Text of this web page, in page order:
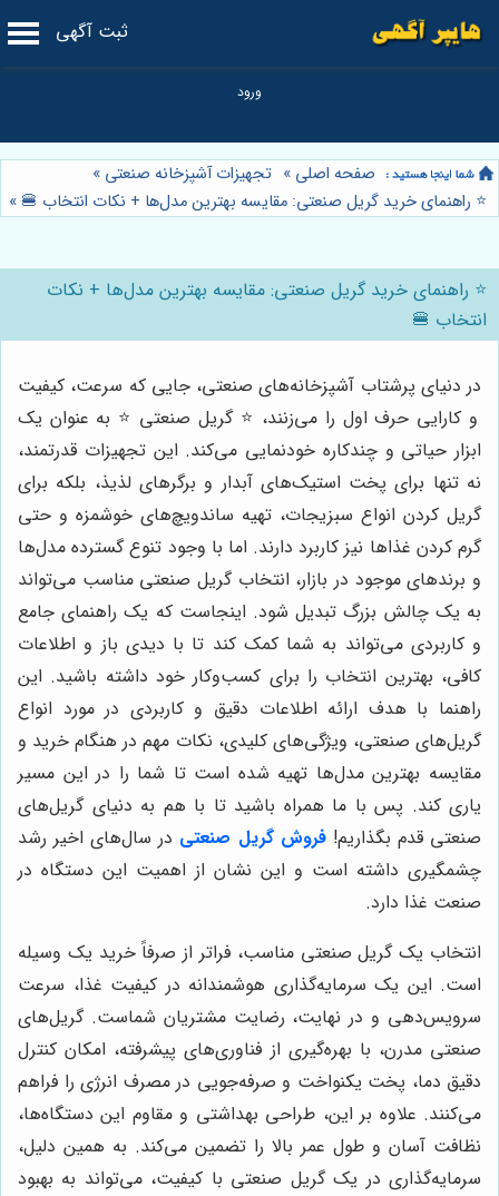
ثبت آگهی
صفحه اصلی » تجهیزات آشپزخانه صنعتی »
⭐️ راهنمای خرید گریل صنعتی: مقایسه بهترین مدل‌ها + نکات انتخاب 🍔 »
⭐️ راهنمای خرید گریل صنعتی: مقایسه بهترین مدل‌ها + نکات
انتخاب 🍔
در دنیای پرشتاب آشپزخانه‌های صنعتی، جایی که سرعت، کیفیت
و کارایی حرف اول را می‌زنند، ⭐️ گریل صنعتی ⭐️ به عنوان یک
ابزار حیاتی و چندکاره خودنمایی می‌کند. این تجهیزات قدرتمند،
نه تنها برای پخت استیک‌های آبدار و برگرهای لذیذ، بلکه برای
گریل کردن انواع سبزیجات، تهیه ساندویچ‌های خوشمزه و حتی
گرم کردن غذاها نیز کاربرد دارند. اما با وجود تنوع گسترده مدل‌ها
و برندهای موجود در بازار، انتخاب گریل صنعتی مناسب می‌تواند
به یک چالش بزرگ تبدیل شود. اینجاست که یک راهنمای جامع
و کاربردی می‌تواند به شما کمک کند تا با دیدی باز و اطلاعات
کافی، بهترین انتخاب را برای کسب‌وکار خود داشته باشید. این
راهنما با هدف ارائه اطلاعات دقیق و کاربردی در مورد انواع
گریل‌های صنعتی، ویژگی‌های کلیدی، نکات مهم در هنگام خرید و
مقایسه بهترین مدل‌ها تهیه شده است تا شما را در این مسیر
یاری کند. پس با ما همراه باشید تا با هم به دنیای گریل‌های
صنعتی قدم بگذاریم!فروش گریل صنعتی در سال‌های اخیر رشد
چشمگیری داشته است و این نشان از اهمیت این دستگاه در
صنعت غذا دارد.
انتخاب یک گریل صنعتی مناسب، فراتر از صرفاً خرید یک وسیله
است. این یک سرمایه‌گذاری هوشمندانه در کیفیت غذا، سرعت
سرویس‌دهی و در نهایت، رضایت مشتریان شماست. گریل‌های
صنعتی مدرن، با بهره‌گیری از فناوری‌های پیشرفته، امکان کنترل
دقیق دما، پخت یکنواخت و صرفه‌جویی در مصرف انرژی را فراهم
می‌کنند. علاوه بر این، طراحی بهداشتی و مقاوم این دستگاه‌ها،
نظافت آسان و طول عمر بالا را تضمین می‌کند. به همین دلیل،
سرمایه‌گذاری در یک گریل صنعتی با کیفیت، می‌تواند به بهبود